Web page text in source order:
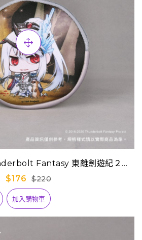
Fantasy 東離劍遊紀２》
迷你隨身包-凜雪鴉
$176 $220
加入購物車